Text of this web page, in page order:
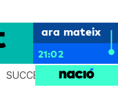
ara mateix
21:02
SUCCESSOS